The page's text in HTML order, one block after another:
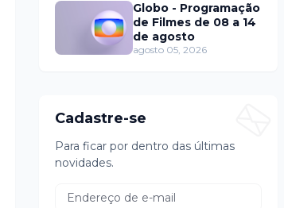
Globo - Programação
de Filmes de 08 a 14
de agosto
agosto 05, 2026
Cadastre-se
Para ficar por dentro das últimas
novidades.